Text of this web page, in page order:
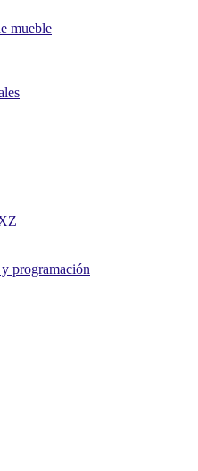
mueble
programación